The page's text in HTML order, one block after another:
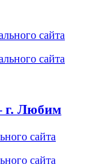
г. Любим